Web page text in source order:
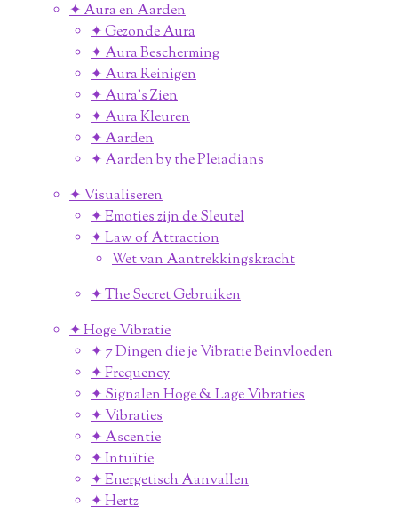
✦ Aura en Aarden
✦ Gezonde Aura
✦ Aura Bescherming
✦ Aura Reinigen
✦ Aura's Zien
✦ Aura Kleuren
✦ Aarden
✦ Aarden by the Pleiadians
✦ Visualiseren
✦ Emoties zijn de Sleutel
✦ Law of Attraction
Wet van Aantrekkingskracht
✦ The Secret Gebruiken
✦ Hoge Vibratie
✦ 7 Dingen die je Vibratie Beinvloeden
✦ Frequency
✦ Signalen Hoge & Lage Vibraties
✦ Vibraties
✦ Ascentie
✦ Intuïtie
✦ Energetisch Aanvallen
✦ Hertz